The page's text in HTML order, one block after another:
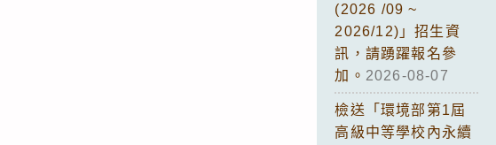
(2026 /09 ~
2026/12)」招生資
訊，請踴躍報名參
加。 2026-08-07
檢送「環境部第1屆
高級中等學校內永續